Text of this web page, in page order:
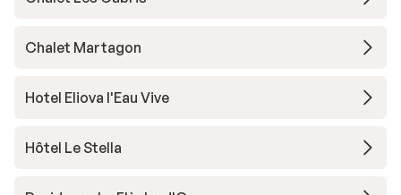
Chalet Martagon
Hotel Eliova l'Eau Vive
Hôtel Le Stella